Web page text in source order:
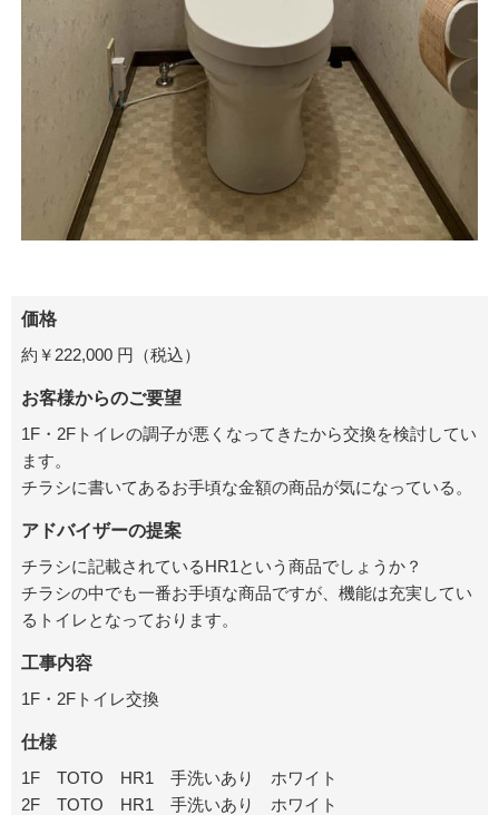
価格
約￥ 222,000 円 （税込）
お客様からのご要望
1F・2Fトイレの調子が悪くなってきたから交換を検討してい
ます。
チラシに書いてあるお手頃な金額の商品が気になっている。
アドバイザーの提案
チラシに記載されているHR1という商品でしょうか？
チラシの中でも一番お手頃な商品ですが、機能は充実してい
るトイレとなっております。
工事内容
1F・2Fトイレ交換
仕様
1F TOTO HR1 手洗いあり ホワイト
2F TOTO HR1 手洗いあり ホワイト